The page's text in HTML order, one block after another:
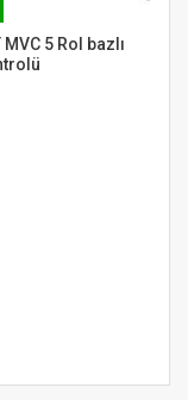
MVC 5 Rol bazlı